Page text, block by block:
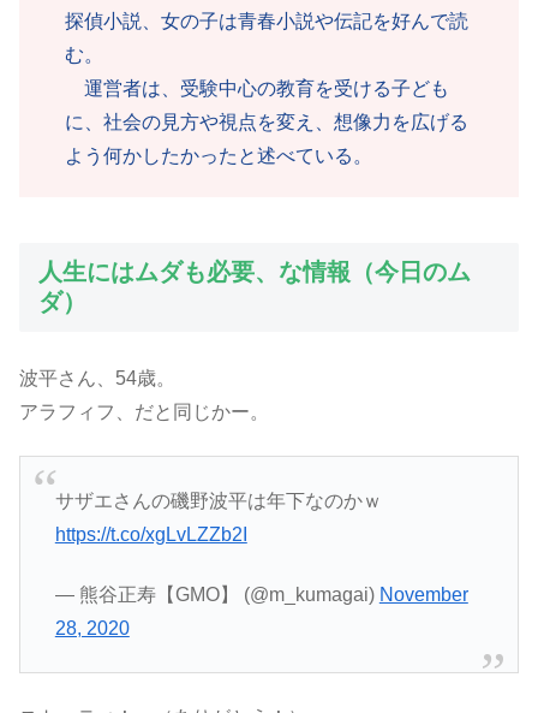
探偵小説、女の子は青春小説や伝記を好んで読
む。
運営者は、受験中心の教育を受ける子ども
に、社会の見方や視点を変え、想像力を広げる
よう何かしたかったと述べている。
人生にはムダも必要、な情報（今日のム
ダ）
波平さん、54歳。
アラフィフ、だと同じかー。
サザエさんの磯野波平は年下なのかｗ
https://t.co/xgLvLZZb2I
— 熊谷正寿【GMO】 (@m_kumagai) November
28, 2020